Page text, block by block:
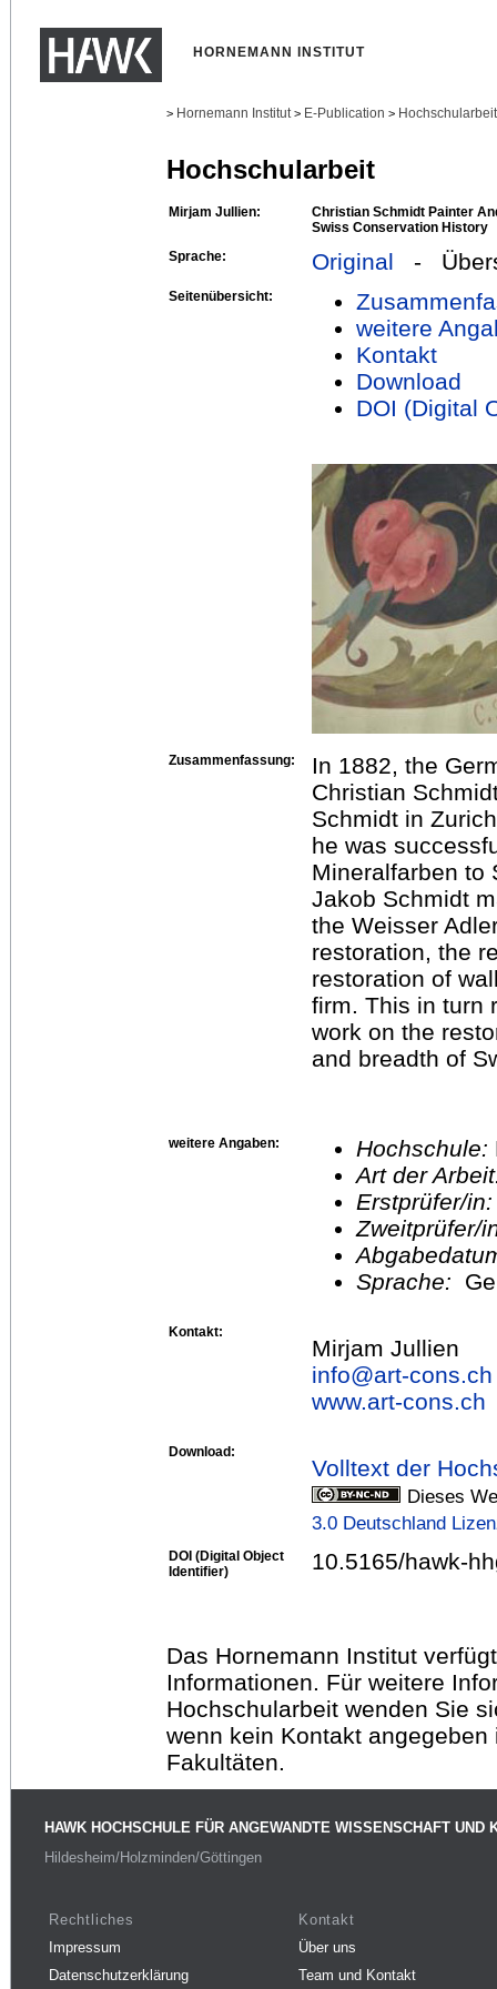
HORNEMANN INSTITUT
> Hornemann Institut > E-Publication >
Hochschularbeit
Mirjam Jullien:
Christian Schmidt Painter
Swiss Conservation History
Sprache:
Original -
Seitenübersicht:
weitere
Kontakt
Download
DOI (Digital
Zusammenfassung:
In 1882, the
Christian
Schmidt in
he was
Mineralfarben to
Jakob Schmidt
the Weisser
restoration, the
restoration of
firm. This in turn
work on the
and breadth of
weitere Angaben: Hochschule:
Art der
Erstprüfer/
Sprache:
Kontakt:
Mirjam Jullien
info@art-cons.ch
www.art-cons.ch
Download:
Volltext der
Dieses
3.0 Deutschland
DOI (Digital Object
Identifier)
10.5165/hawk-
Das Hornemann Institut
Informationen. Für weitere
Hochschularbeit wenden Sie
wenn kein Kontakt
Fakultäten.
HAWK HOCHSCHULE FÜR ANGEWANDTE WISSENSCHAFT UND
Hildesheim/Holzminden/Göttingen
Rechtliches
Impressum
Datenschutzerklärung
Kontakt
Über uns
Team und Kontakt